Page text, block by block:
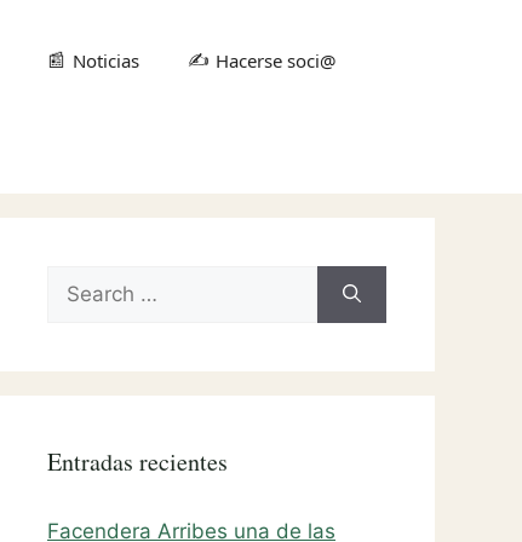
📰 Noticias ✍️ Hacerse soci@
Search
for:
Entradas recientes
Facendera Arribes una de las